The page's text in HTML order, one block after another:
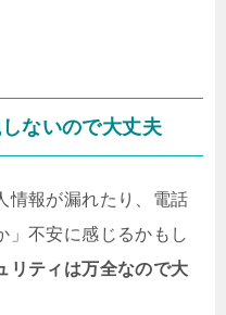
ないので大丈夫
情報が漏れたり、電話
」不安に感じるかもし
リティは万全なので大